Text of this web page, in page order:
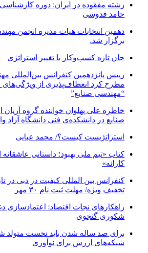
رشته مفقوده در ایران: دوره
حامد قدوسی
دهمین انتخابات هیات مدیره انجمن
برگزار شد.
جان تازه کسب‌وکار با تغییر استراتژی
رییس پانزدهمین کنفرانس بین‌المللی
مطرح کرد انعطاف‌پذیری از ویژگی‌های
“مهندسی صنایع”
خاطره علی پهلوان خواننده گروه
صنایع در دانشکده‌ی فنی دانشگاه آزاد
استراتژیست کیست؟‬/ محمد عبایی
کتاب «تیم ملی بهبود؛ داستانی
کارانه»
تخفیف ویژه/ مهلت ثبت نام ۳۰ مهر
راهکارهای نجات اقتصاد: اعتمادسازی
شکوری گنجوی
برای صد ساله شدن باید نخست متولد
شبکه‌های ارزش برای نوآوری